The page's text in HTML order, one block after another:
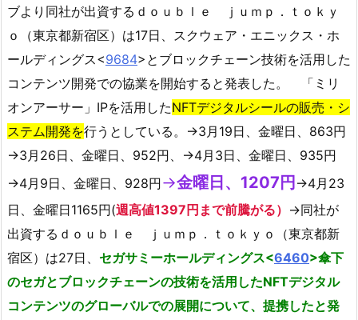
ブより同社が出資するｄｏｕｂｌｅ ｊｕｍｐ．ｔｏｋｙ
ｏ（東京都新宿区）は17日、スクウェア・エニックス・ホ
ールディングス<9684>とブロックチェーン技術を活用した
コンテンツ開発での協業を開始すると発表した。 「ミリ
オンアーサー」IPを活用したNFTデジタルシールの販売・シ
ステム開発を行うとしている。→3月19日、金曜日、863円
→3月26日、金曜日、952円、→4月3日、金曜日、935円
→4月9日、金曜日、928円→金曜日、1207円 →4月23
日、金曜日1165円(週高値1397円まで前騰がる） →同社が
出資するｄｏｕｂｌｅ ｊｕｍｐ．ｔｏｋｙｏ（東京都新
宿区）は27日、 セガサミーホールディングス<6460>傘下
のセガとブロックチェーンの技術を活用したNFTデジタル
コンテンツのグローバルでの展開について、提携したと発